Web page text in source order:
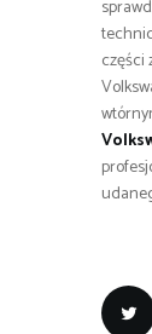
części